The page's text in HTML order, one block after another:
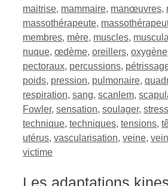
maitrise, mammaire, manœuvres,
massothérapeute,
membres, mère, muscles,
nuque, œdème, oreillers, oxygène
pectoraux, percussions,
poids, pression, pulmonaire,
respiration, sang, scanlem,
Fowler, sensation, soulager, stress
technique, techniques, tensions,
utérus, vascularisation, veine,
victime
Les adaptations